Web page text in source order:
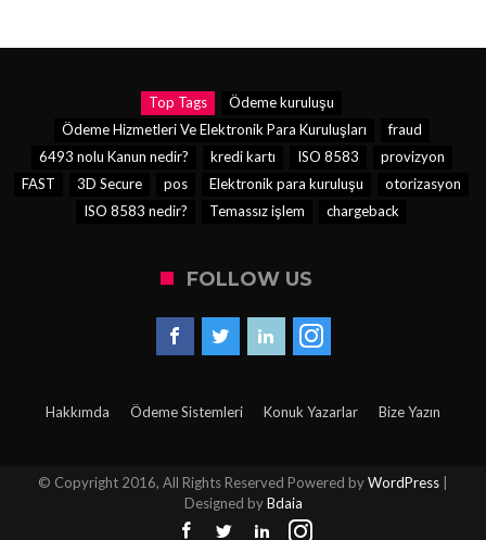
Top Tags
Ödeme kuruluşu
Ödeme Hizmetleri Ve Elektronik Para Kuruluşları
fraud
6493 nolu Kanun nedir?
kredi kartı ISO 8583
provizyon
FAST
3D Secure pos Elektronik para kuruluşu
otorizasyon
ISO 8583 nedir?
Temassız işlem chargeback
FOLLOW US
Hakkımda Ödeme Sistemleri Konuk Yazarlar Bize Yazın
© Copyright 2016, All Rights Reserved Powered byWordPress |
Designed byBdaia